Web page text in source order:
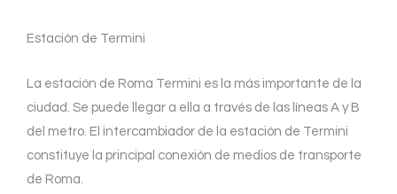
Estación de Termini
La estación de Roma Termini es la más importante de la
ciudad. Se puede llegar a ella a través de las líneas A y B
del metro. El intercambiador de la estación de Termini
constituye la principal conexión de medios de transporte
de Roma.